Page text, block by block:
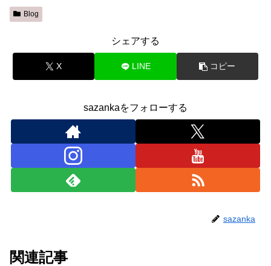
Blog
シェアする
X LINE コピー
sazankaをフォローする
sazanka
関連記事